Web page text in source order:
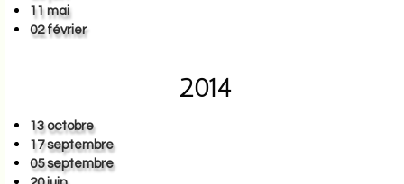
11 mai
02 février
2014
13 octobre
17 septembre
05 septembre